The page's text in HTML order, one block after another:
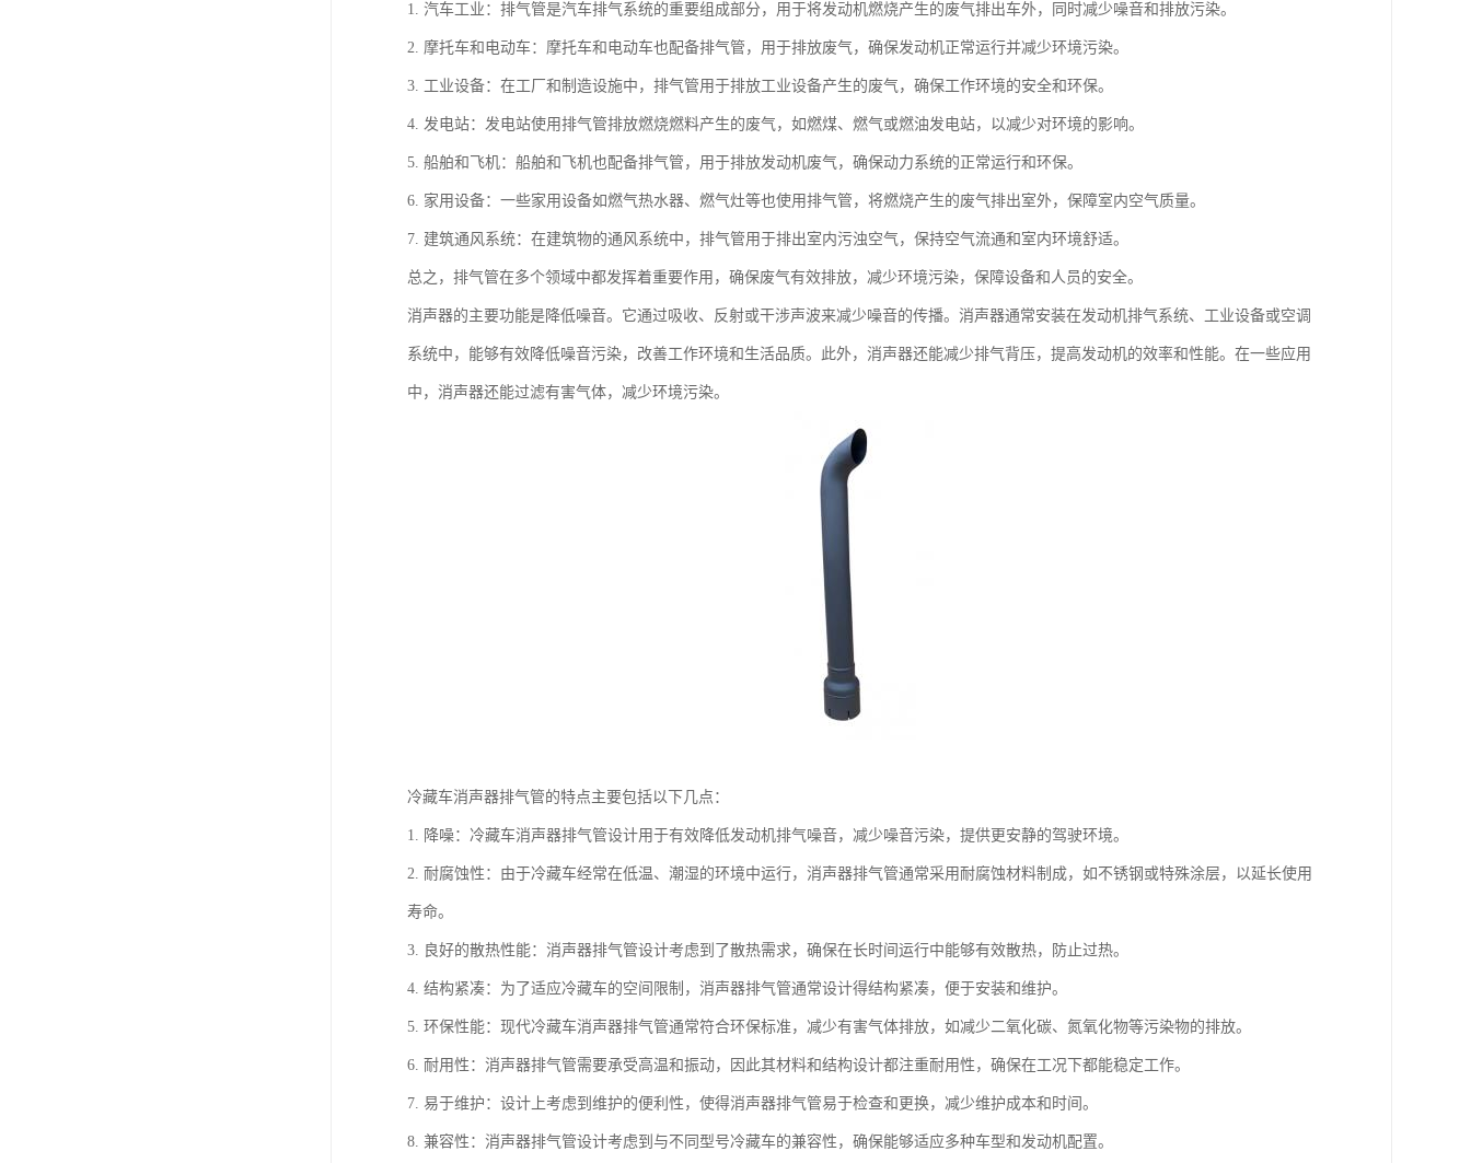
1. 汽车工业：排气管是汽车排气系统的重要组成部分，用于将发动机燃烧产生的废气排出车外，同时减少噪音和排放污染。
2. 摩托车和电动车：摩托车和电动车也配备排气管，用于排放废气，确保发动机正常运行并减少环境污染。
3. 工业设备：在工厂和制造设施中，排气管用于排放工业设备产生的废气，确保工作环境的安全和环保。
4. 发电站：发电站使用排气管排放燃烧燃料产生的废气，如燃煤、燃气或燃油发电站，以减少对环境的影响。
5. 船舶和飞机：船舶和飞机也配备排气管，用于排放发动机废气，确保动力系统的正常运行和环保。
6. 家用设备：一些家用设备如燃气热水器、燃气灶等也使用排气管，将燃烧产生的废气排出室外，保障室内空气质量。
7. 建筑通风系统：在建筑物的通风系统中，排气管用于排出室内污浊空气，保持空气流通和室内环境舒适。
总之，排气管在多个领域中都发挥着重要作用，确保废气有效排放，减少环境污染，保障设备和人员的安全。
消声器的主要功能是降低噪音。它通过吸收、反射或干涉声波来减少噪音的传播。消声器通常安装在发动机排气系统、工业设备或空调
系统中，能够有效降低噪音污染，改善工作环境和生活品质。此外，消声器还能减少排气背压，提高发动机的效率和性能。在一些应用
中，消声器还能过滤有害气体，减少环境污染。
冷藏车消声器排气管的特点主要包括以下几点：
1. 降噪：冷藏车消声器排气管设计用于有效降低发动机排气噪音，减少噪音污染，提供更安静的驾驶环境。
2. 耐腐蚀性：由于冷藏车经常在低温、潮湿的环境中运行，消声器排气管通常采用耐腐蚀材料制成，如不锈钢或特殊涂层，以延长使用
寿命。
3. 良好的散热性能：消声器排气管设计考虑到了散热需求，确保在长时间运行中能够有效散热，防止过热。
4. 结构紧凑：为了适应冷藏车的空间限制，消声器排气管通常设计得结构紧凑，便于安装和维护。
5. 环保性能：现代冷藏车消声器排气管通常符合环保标准，减少有害气体排放，如减少二氧化碳、氮氧化物等污染物的排放。
6. 耐用性：消声器排气管需要承受高温和振动，因此其材料和结构设计都注重耐用性，确保在工况下都能稳定工作。
7. 易于维护：设计上考虑到维护的便利性，使得消声器排气管易于检查和更换，减少维护成本和时间。
8. 兼容性：消声器排气管设计考虑到与不同型号冷藏车的兼容性，确保能够适应多种车型和发动机配置。